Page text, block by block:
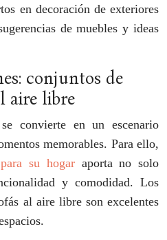
en decoración de exteriores
de muebles y ideas
conjuntos de
aire libre
convierte en un escenario
memorables. Para ello,
su hogaraporta no solo
y comodidad. Los
al aire libre son excelentes